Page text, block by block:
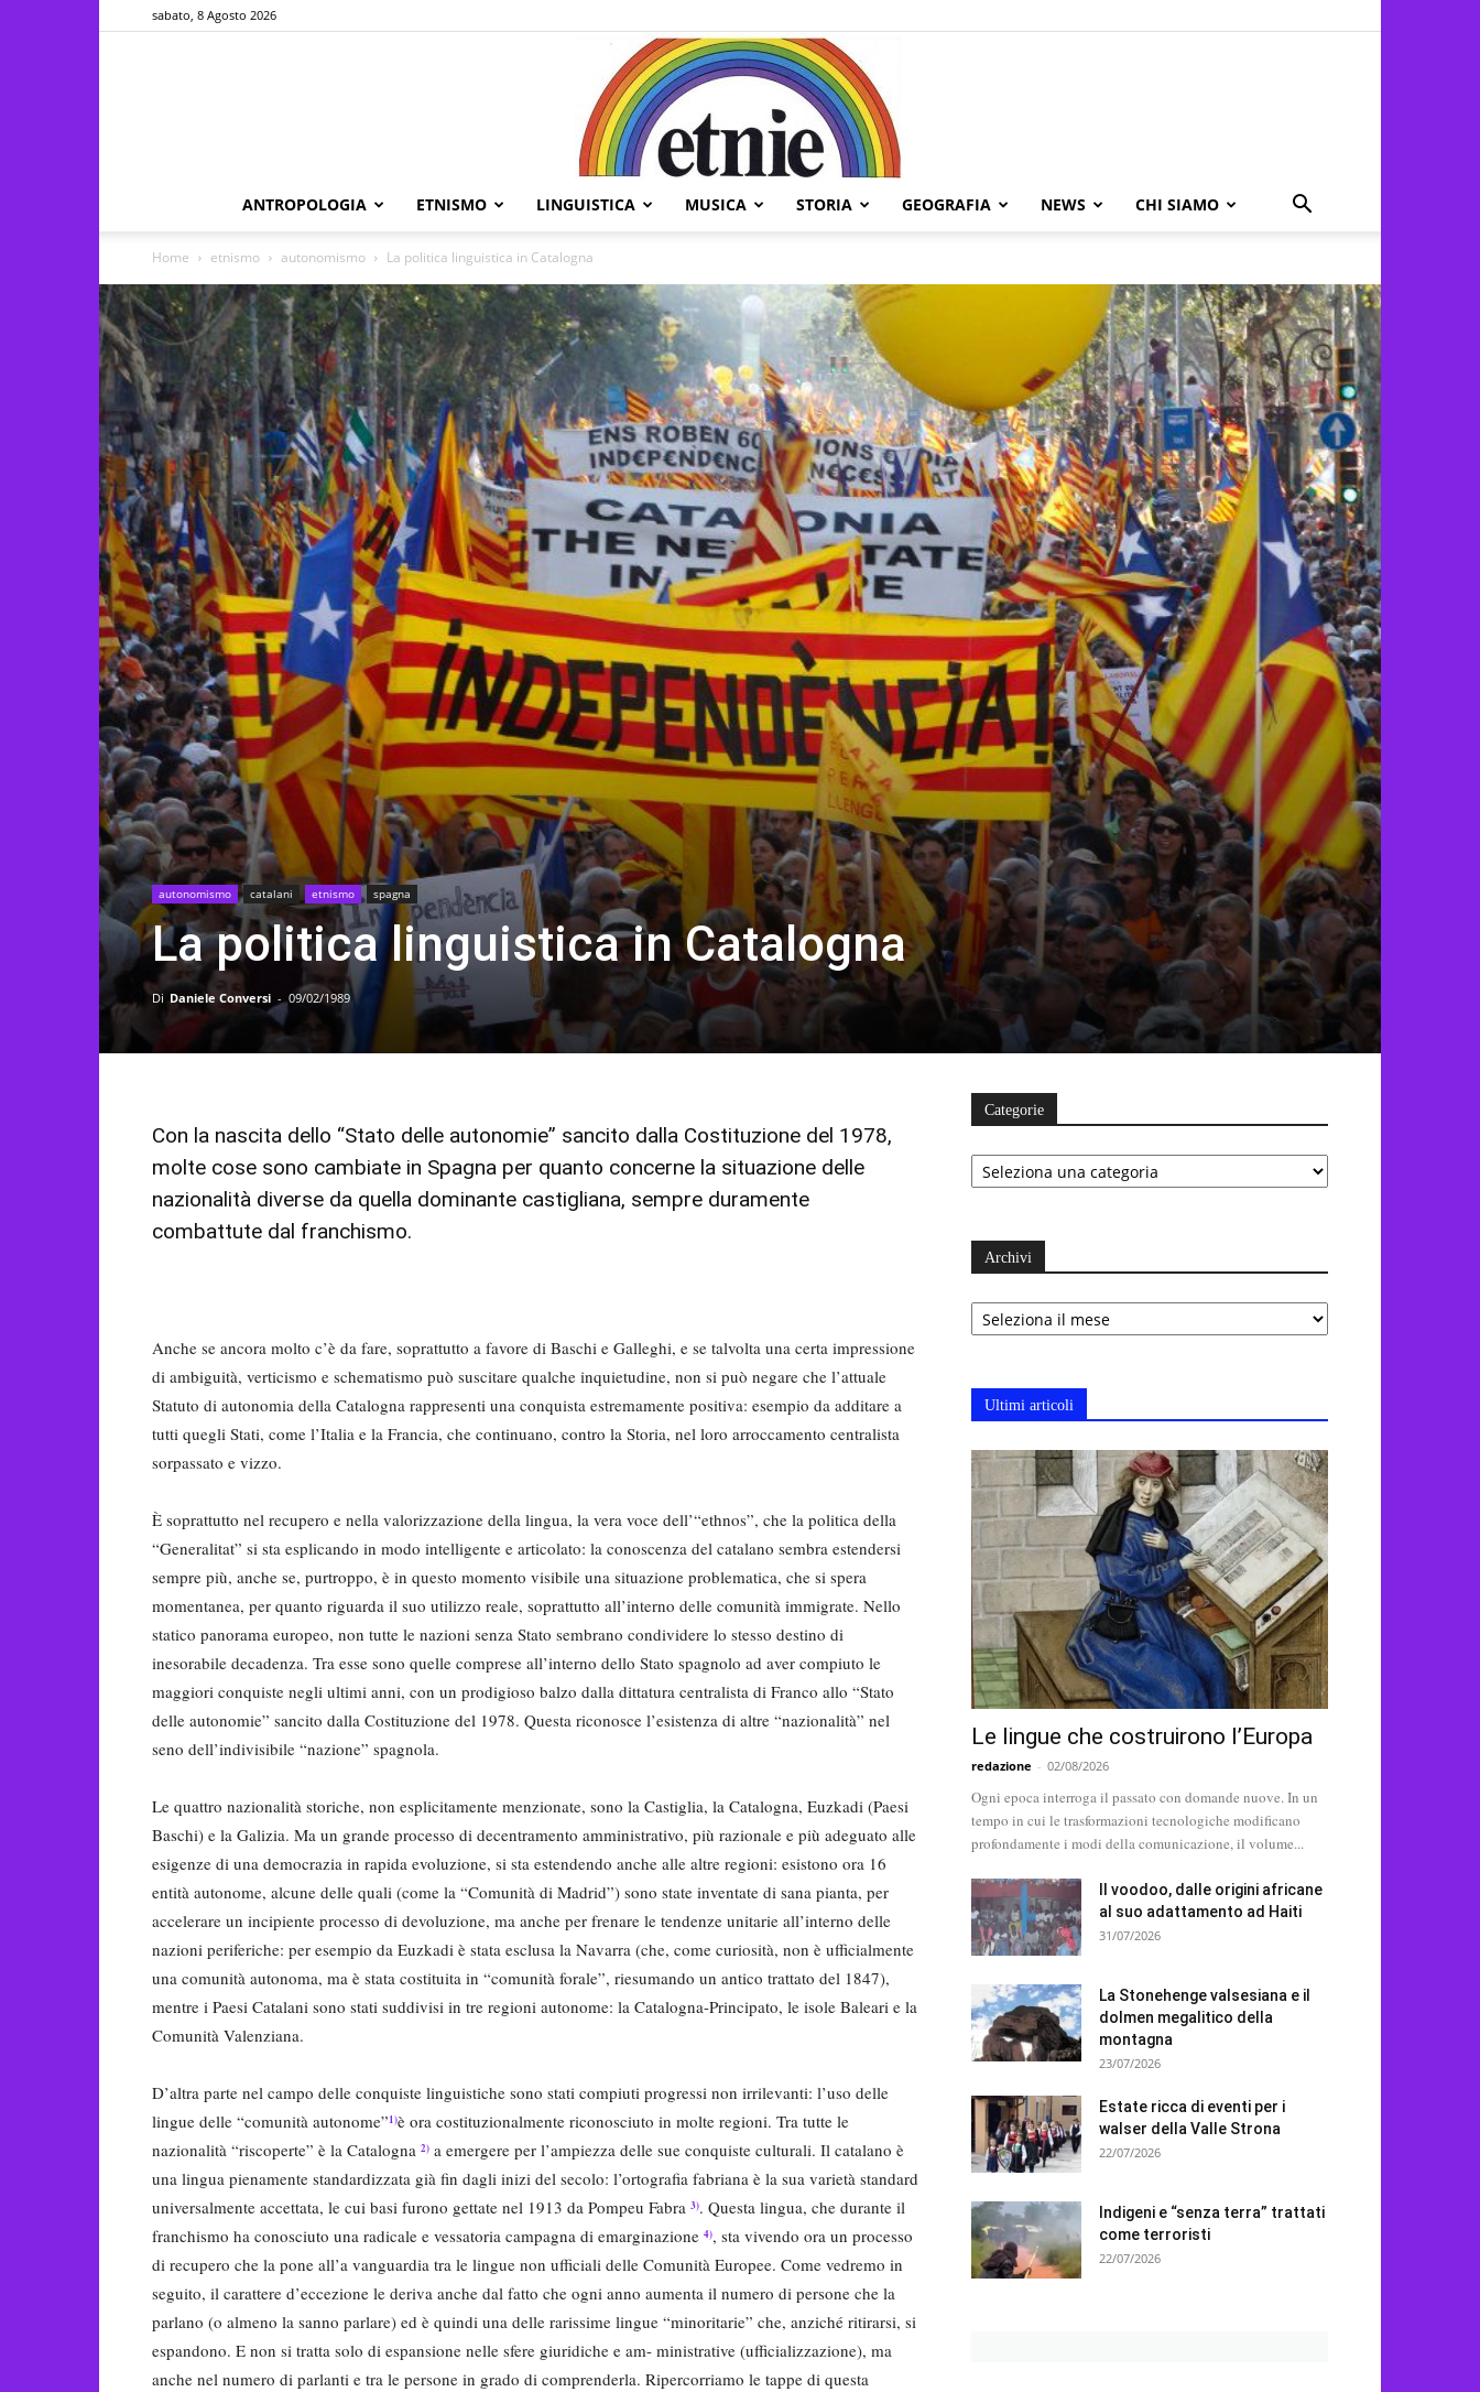
sabato, 8 Agosto 2026
ANTROPOLOGIA ETNISMO LINGUISTICA MUSICA STORIA GEOGRAFIA NEWS CHI SIAMO
Home etnismo autonomismo La politica linguistica in Catalogna
autonomismo catalani etnismo spagna
La politica linguistica in Catalogna
Di Daniele Conversi - 09/02/1989
Con la nascita dello “Stato delle autonomie” sancito dalla Costituzione del 1978,
molte cose sono cambiate in Spagna per quanto concerne la situazione delle
nazionalità diverse da quella dominante castigliana, sempre duramente
combattute dal franchismo.
Anche se ancora molto c’è da fare, soprattutto a favore di Baschi e Galleghi, e se talvolta una certa impressione
di ambiguità, verticismo e schematismo può suscitare qualche inquietudine, non si può negare che l’attuale
Statuto di autonomia della Catalogna rappresenti una conquista estremamente positiva: esempio da additare a
tutti quegli Stati, come l’Italia e la Francia, che continuano, contro la Storia, nel loro arroccamento centralista
sorpassato e vizzo.
È soprattutto nel recupero e nella valorizzazione della lingua, la vera voce dell’“ethnos”, che la politica della
“Generalitat” si sta esplicando in modo intelligente e articolato: la conoscenza del catalano sembra estendersi
sempre più, anche se, purtroppo, è in questo momento visibile una situazione problematica, che si spera
momentanea, per quanto riguarda il suo utilizzo reale, soprattutto all’interno delle comunità immigrate. Nello
statico panorama europeo, non tutte le nazioni senza Stato sembrano condividere lo stesso destino di
inesorabile decadenza. Tra esse sono quelle comprese all’interno dello Stato spagnolo ad aver compiuto le
maggiori conquiste negli ultimi anni, con un prodigioso balzo dalla dittatura centralista di Franco allo “Stato
delle autonomie” sancito dalla Costituzione del 1978. Questa riconosce l’esistenza di altre “nazionalità” nel
seno dell’indivisibile “nazione” spagnola.
Le quattro nazionalità storiche, non esplicitamente menzionate, sono la Castiglia, la Catalogna, Euzkadi (Paesi
Baschi) e la Galizia. Ma un grande processo di decentramento amministrativo, più razionale e più adeguato alle
esigenze di una democrazia in rapida evoluzione, si sta estendendo anche alle altre regioni: esistono ora 16
entità autonome, alcune delle quali (come la “Comunità di Madrid”) sono state inventate di sana pianta, per
accelerare un incipiente processo di devoluzione, ma anche per frenare le tendenze unitarie all’interno delle
nazioni periferiche: per esempio da Euzkadi è stata esclusa la Navarra (che, come curiosità, non è ufficialmente
una comunità autonoma, ma è stata costituita in “comunità forale”, riesumando un antico trattato del 1847),
mentre i Paesi Catalani sono stati suddivisi in tre regioni autonome: la Catalogna-Principato, le isole Baleari e la
Comunità Valenziana.
D’altra parte nel campo delle conquiste linguistiche sono stati compiuti progressi non irrilevanti: l’uso delle
lingue delle “comunità autonome”1)è ora costituzionalmente riconosciuto in molte regioni. Tra tutte le
nazionalità “riscoperte” è la Catalogna 2) a emergere per l’ampiezza delle sue conquiste culturali. Il catalano è
una lingua pienamente standardizzata già fin dagli inizi del secolo: l’ortografia fabriana è la sua varietà standard
universalmente accettata, le cui basi furono gettate nel 1913 da Pompeu Fabra 3). Questa lingua, che durante il
franchismo ha conosciuto una radicale e vessatoria campagna di emarginazione 4), sta vivendo ora un processo
di recupero che la pone all’a vanguardia tra le lingue non ufficiali delle Comunità Europee. Come vedremo in
seguito, il carattere d’eccezione le deriva anche dal fatto che ogni anno aumenta il numero di persone che la
parlano (o almeno la sanno parlare) ed è quindi una delle rarissime lingue “minoritarie” che, anziché ritirarsi, si
espandono. E non si tratta solo di espansione nelle sfere giuridiche e am- ministrative (ufficializzazione), ma
anche nel numero di parlanti e tra le persone in grado di comprenderla. Ripercorriamo le tappe di questa
Categorie
Categorie
Archivi
Archivi
Ultimi articoli
Le lingue che costruirono l’Europa
redazione - 02/08/2026
Ogni epoca interroga il passato con domande nuove. In un
tempo in cui le trasformazioni tecnologiche modificano
profondamente i modi della comunicazione, il volume...
Il voodoo, dalle origini africane
al suo adattamento ad Haiti
31/07/2026
La Stonehenge valsesiana e il
dolmen megalitico della
montagna
23/07/2026
Estate ricca di eventi per i
walser della Valle Strona
22/07/2026
Indigeni e “senza terra” trattati
come terroristi
22/07/2026